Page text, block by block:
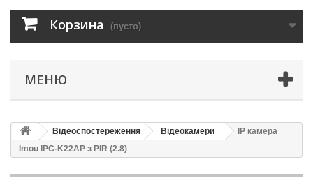
Корзина (пусто)
МЕНЮ
Відеоспостереження Відеокамери
IP камера
Imou IPC-K22AP з PIR (2.8)